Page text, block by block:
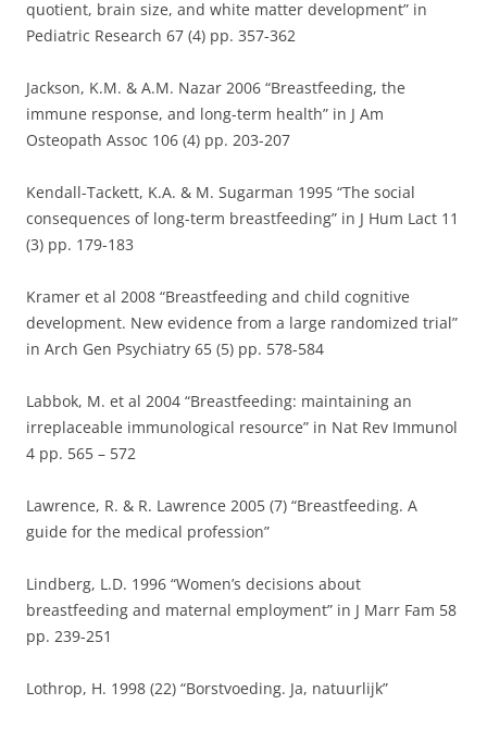
quotient, brain size, and white matter development” in
Pediatric Research 67 (4) pp. 357-362
Jackson, K.M. & A.M. Nazar 2006 “Breastfeeding, the
immune response, and long-term health” in J Am
Osteopath Assoc 106 (4) pp. 203-207
Kendall-Tackett, K.A. & M. Sugarman 1995 “The social
consequences of long-term breastfeeding” in J Hum Lact 11
(3) pp. 179-183
Kramer et al 2008 “Breastfeeding and child cognitive
development. New evidence from a large randomized trial”
in Arch Gen Psychiatry 65 (5) pp. 578-584
Labbok, M. et al 2004 “Breastfeeding: maintaining an
irreplaceable immunological resource” in Nat Rev Immunol
4 pp. 565 – 572
Lawrence, R. & R. Lawrence 2005 (7) “Breastfeeding. A
guide for the medical profession”
Lindberg, L.D. 1996 “Women’s decisions about
breastfeeding and maternal employment” in J Marr Fam 58
pp. 239-251
Lothrop, H. 1998 (22) “Borstvoeding. Ja, natuurlijk”